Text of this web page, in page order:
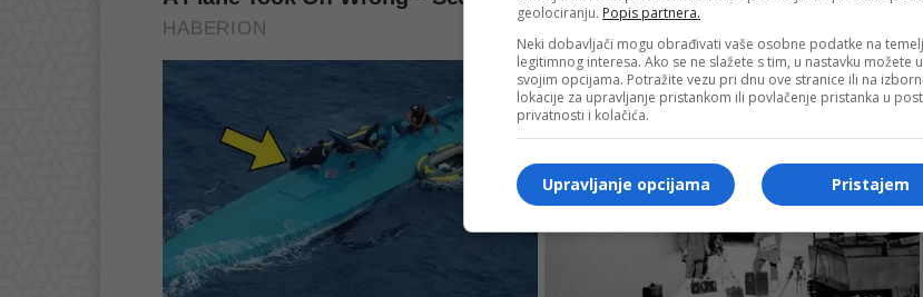
geolociranju. Popis partnera.
Neki dobavljači mogu obrađivati vaše osobne podatke na
legitimnog interesa. Ako se ne slažete s tim, u nastavku možete
svojim opcijama. Potražite vezu pri dnu ove stranice ili na
lokacije za upravljanje pristankom ili povlačenje pristanka u
privatnosti i kolačića.
Pristajem
Upravljanje opcijama